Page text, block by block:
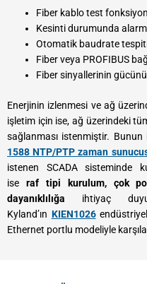
​Fiber kablo test
Kesinti durumunda
Otomatik baudrate
Fiber veya PROFIBUS
Fiber sinyallerinin
Enerjinin izlenmesi ve ağ
işletim için ise, ağ üzerindeki
sağlanması istenmiştir. Bunun
1588 NTP/PTP zaman
istenen SCADA sisteminde
ise raf tipi kurulum, çok
dayanıklılığa ihtiyaç
Kyland’ın KIEN1026
Ethernet portlu modeliyle